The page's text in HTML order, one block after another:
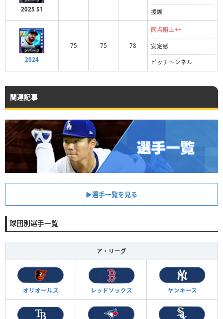
2025 S1 援護
2024
75 75 78
同点阻止++
安定感
ピッチトンネル
関連記事
▶︎選手一覧を見る
球団別選手一覧
ア・リーグ
オリオールズ レッドソックス ヤンキース